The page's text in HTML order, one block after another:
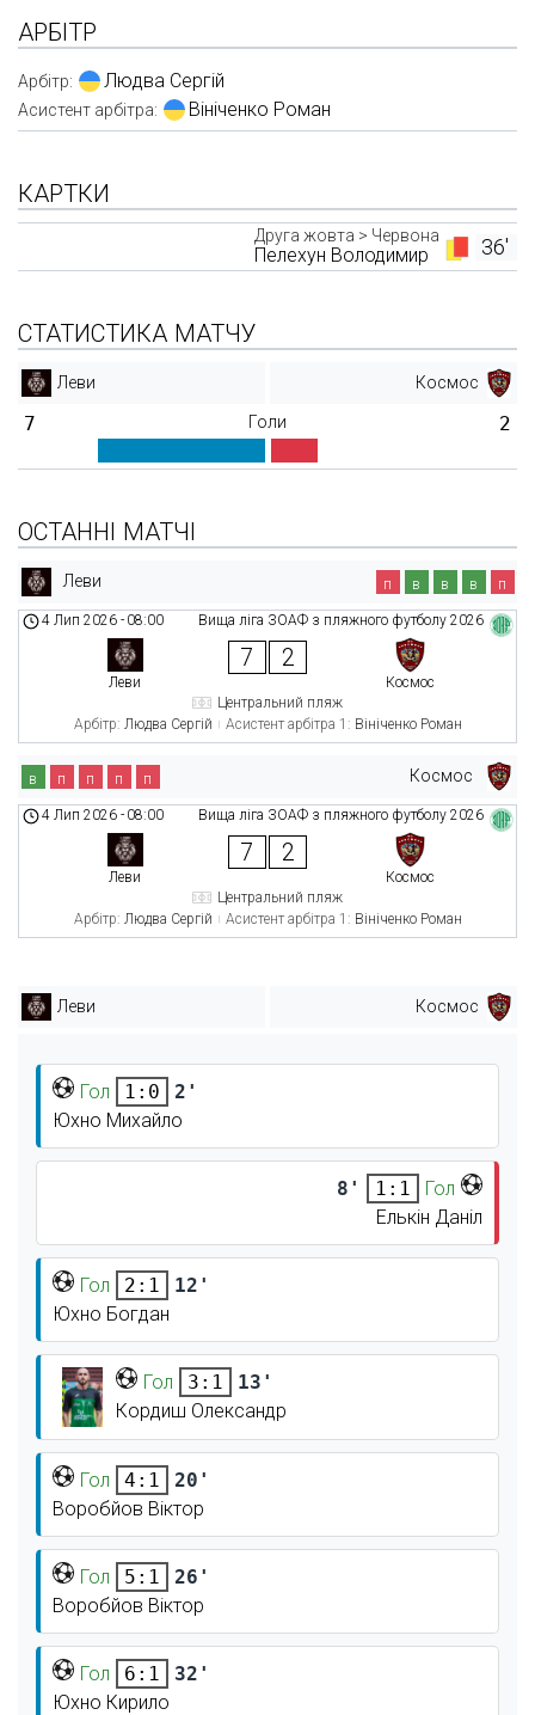
АРБІТР
Арбітр: Людва Сергій
Асистент арбітра: Вініченко Роман
КАРТКИ
36'
Друга жовта > Червона
Пелехун Володимир
СТАТИСТИКА МАТЧУ
Леви Космос
7 Голи 2
ОСТАННІ МАТЧІ
Леви п в в в п
Вища ліга ЗОАФ з пляжного футболу 2026
4 Лип 2026 - 08:00
Леви
7 2
Космос
Центральний пляж
Арбітр: Людва Сергій Асистент арбітра 1: Вініченко Роман
Космос
в п п п п
Вища ліга ЗОАФ з пляжного футболу 2026
4 Лип 2026 - 08:00
Леви
7 2
Космос
Центральний пляж
Арбітр: Людва Сергій Асистент арбітра 1: Вініченко Роман
Леви Космос
Гол 1:0
2'
Юхно Михайло
8' 1:1
Гол
Елькін Даніл
Гол 2:1
12'
Юхно Богдан
Гол 3:1
13'
Кордиш Олександр
Гол 4:1
20'
Воробйов Віктор
Гол 5:1
26'
Воробйов Віктор
Гол 6:1
32'
Юхно Кирило